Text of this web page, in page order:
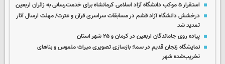
استقرار ۵ موکب دانشگاه آزاد اسلامی کرمانشاه برای خدمت‌رسانی به زائران اربعین
درخشش دانشگاه آزاد قشم در مسابقات سراسری قرآن و عترت/ مهلت ارسال آثار
تمدید شد
پیاده روی جاماندگان اربعین در کرمان و ۲۵ شهر استان
نمایشگاه زنجان قدیم در سما؛ بازسازی تصویری میراث ملموس و بناهای
تخریب‌شده شهر